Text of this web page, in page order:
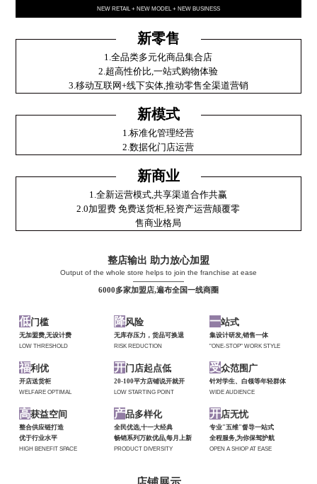
NEW RETAIL + NEW MODEL + NEW BUSINESS
新零售
1.全品类多元化商品集合店
2.超高性价比,一站式购物体验
3.移动互联网+线下实体,推动零售全渠道营销
新模式
1.标准化管理经营
2.数据化门店运营
新商业
1.全新运营模式,共享渠道合作共赢
2.0加盟费 免费送货柜,轻资产运营颠覆零
售商业格局
整店输出 助力放心加盟
Output of the whole store helps to join the franchise at ease
——————
6000多家加盟店,遍布全国一线商圈
低门槛
无加盟费,无设计费
LOW THRESHOLD
降风险
无库存压力，货品可换退
RISK REDUCTION
一站式
集设计研发,销售一体
"ONE-STOP" WORK STYLE
福利优
开店送货柜
WELFARE OPTIMAL
开门店起点低
20-100平方店铺说开就开
LOW STARTING POINT
受众范围广
针对学生、白领等年轻群体
WIDE AUDIENCE
高获益空间
整合供应链打造
优于行业水平
HIGH BENEFIT SPACE
产品多样化
全民优选,十一大经典
畅销系列万款优品,每月上新
PRODUCT DIVERSITY
开店无忧
专业"五维"督导一站式
全程服务,为你保驾护航
OPEN A SHIOP AT EASE